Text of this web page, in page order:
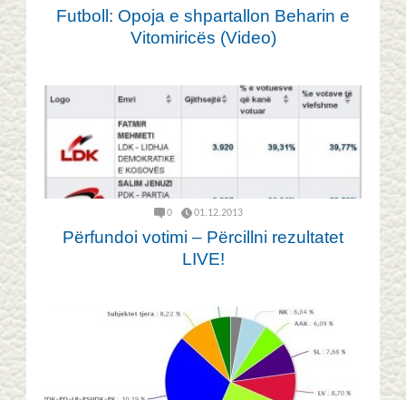
Futboll: Opoja e shpartallon Beharin e
Vitomiricës (Video)
0 01.12.2013
Përfundoi votimi – Përcillni rezultatet
LIVE!